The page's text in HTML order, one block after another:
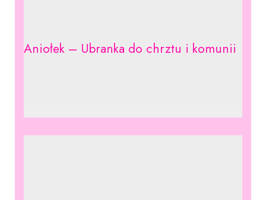
Aniołek – Ubranka do chrztu i komunii